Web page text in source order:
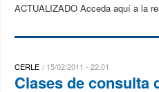
ACTUALIZADO Acceda aquí a la
CERLE 15/02/2011 - 22:01
Clases de consulta